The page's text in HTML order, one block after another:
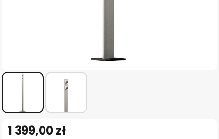
na
1 399,00 zł